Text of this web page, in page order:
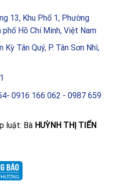
13, Khu Phố 1, Phường
phố Hồ Chí Minh, Việt Nam
Tân Quý, P. Tân Sơn Nhì,
0916 166 062 - 0987 659
luật: Bà HUỲNH THỊ TIẾN